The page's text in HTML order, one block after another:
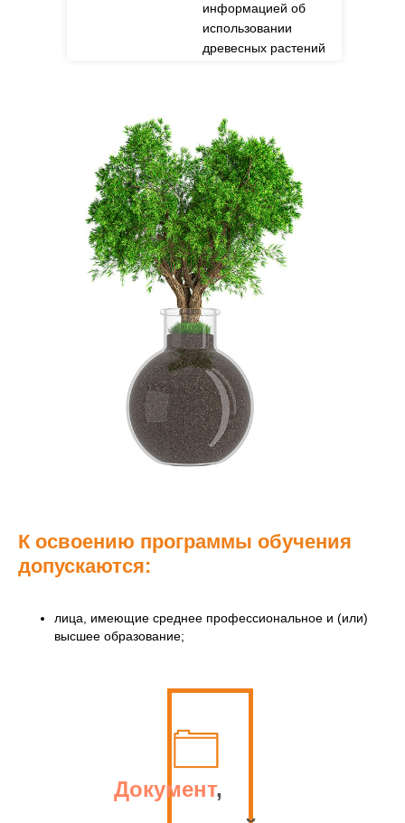
информацией об
использовании
древесных растений
К освоению программы обучения
допускаются:
лица, имеющие среднее профессиональное и (или)
высшее образование;
Документ,